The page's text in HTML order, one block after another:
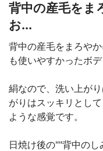
背中の産毛をま
お...
背中の産毛をまろや
も使いやすかったボデ
絹なので、洗い上が
がりはスッキリとし
ような感覚です。
日焼け後の""背中のし